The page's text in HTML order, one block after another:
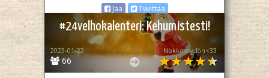
Jaa
Twiittaa
#24velhokalenteri: Kehumistesti!
66
2023-01-22 Nokkossydän<33